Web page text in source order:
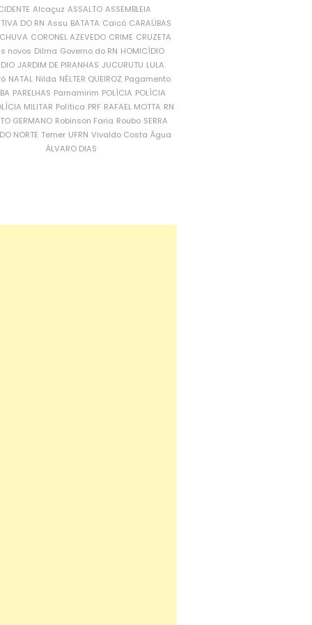
Alcaçuz ASSALTO ASSEMBLEIA
DO RN Assu BATATA Caicó CARAÚBAS
CORONEL AZEVEDO CRIME CRUZETA
novos Dilma Governo do RN HOMICÍDIO
JARDIM DE PIRANHAS JUCURUTU LULA
NATAL Nilda NÉLTER QUEIROZ Pagamento
PARELHAS Parnamirim POLÍCIA POLÍCIA
MILITAR Política PRF RAFAEL MOTTA RN
GERMANO Robinson Faria Roubo SERRA
NORTE Temer UFRN Vivaldo Costa Água
ÁLVARO DIAS